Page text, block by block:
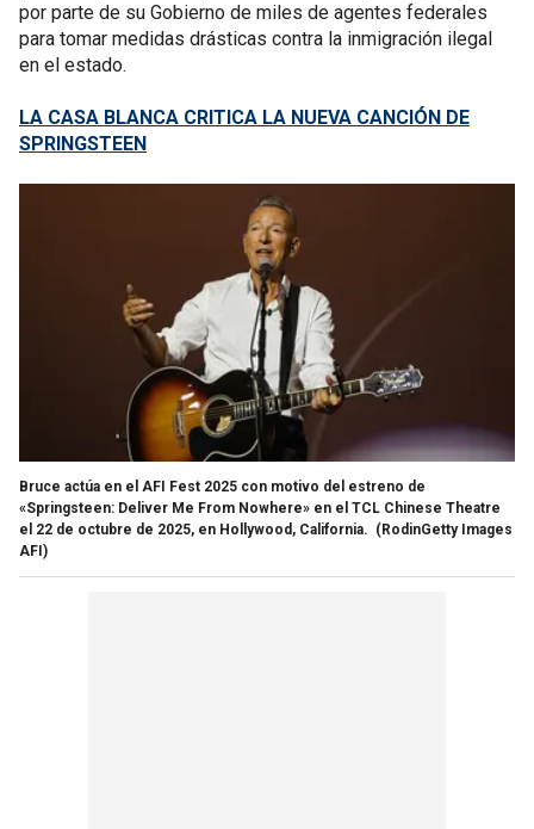
por parte de su Gobierno de miles de agentes federales
para tomar medidas drásticas contra la inmigración ilegal
en el estado.
LA CASA BLANCA CRITICA LA NUEVA CANCIÓN DE
SPRINGSTEEN
Bruce actúa en el AFI Fest 2025 con motivo del estreno de
«Springsteen: Deliver Me From Nowhere» en el TCL Chinese Theatre
el 22 de octubre de 2025, en Hollywood, California. (RodinGetty Images
AFI)